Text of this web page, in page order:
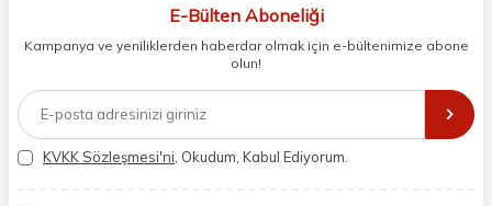
odaklanıyoruz. Doğal içerikleri bilimsel formüllerle birleştirerek saç ve
cilt bakımında etkili ve yenilikçi çözümler geliştiriyoruz. Müşterilerimizin
ihtiyaçlarını dinleyerek her zaman en iyisini sunmayı hedefliyor,
yeniliyoruz. Güvenilirliğimiz, samimiyetimiz ve kaliteye olan
bağlılığımızla güzellik yolculuğunuzda yanınızdayız.
E-Bülten Aboneliği
Kampanya ve yeniliklerden haberdar olmak için e-bültenimize abone
olun!
KVKK Sözleşmesi'ni , Okudum, Kabul Ediyorum.